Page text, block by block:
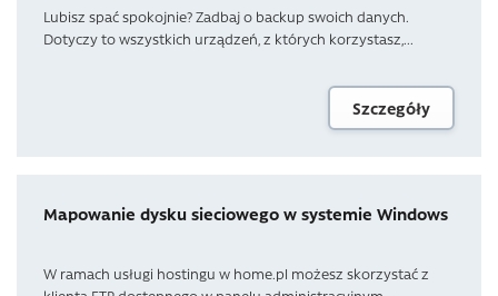
Lubisz spać spokojnie? Zadbaj o backup swoich danych.
Dotyczy to wszystkich urządzeń, z których korzystasz,...
Szczegóły
Mapowanie dysku sieciowego w systemie Windows
W ramach usługi hostingu w home.pl możesz skorzystać z